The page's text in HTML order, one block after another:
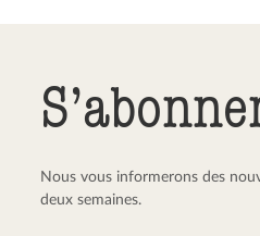
Nous vous informerons des
deux semaines.